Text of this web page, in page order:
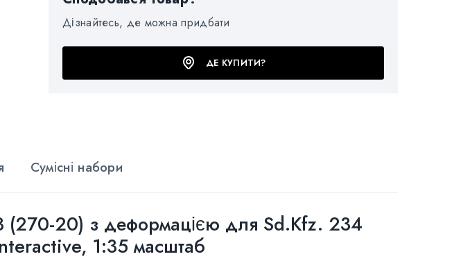
Дізнайтесь, де можна придбати
ДЕ КУПИТИ?
Сумісні набори
(270-20) з деформацією для Sd.Kfz. 234
1:35 масштаб